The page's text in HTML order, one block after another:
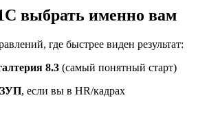
выбрать именно вам
где быстрее виден результат:
8.3 (самый понятный старт)
, если вы в HR/кадрах